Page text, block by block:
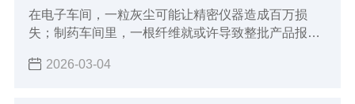
在电子车间，一粒灰尘可能让精密仪器造成百万损
失；制药车间里，一根纤维就或许导致整批产品报
洁革命”，而核心 “武器”，竟是看似普通的无尘纸。
2026-03-04